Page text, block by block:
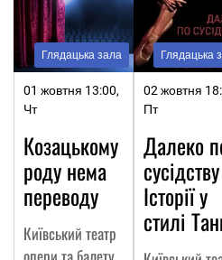
Глядацька зала
01 жовтня 13:00,
Чт
Козацькому
роду нема
переводу
Київський театр
Глядацька
02 жовтня
Пт
Далеко
сусідству
Історії у
стилі